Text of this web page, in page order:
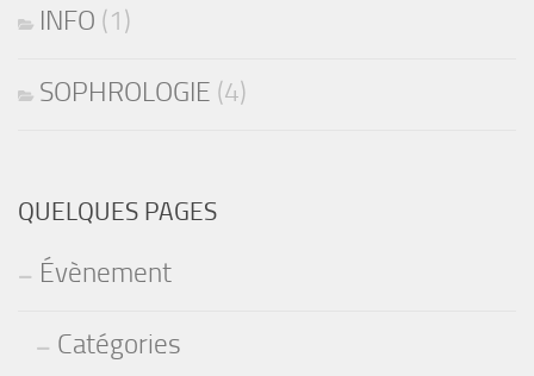
INFO (1)
SOPHROLOGIE (4)
QUELQUES PAGES
Évènement
Catégories